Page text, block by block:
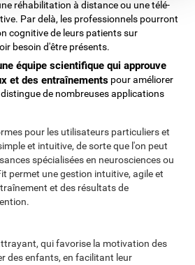
réhabilitation à distance ou une télé-
Par delà, les professionnels pourront
cognitive de leurs patients sur
besoin d'être présents.
équipe scientifique qui approuve
et des entraînements pour améliorer
de nombreuses applications
pour les utilisateurs particuliers et
et intuitive, de sorte que l'on peut
spécialisées en neurosciences ou
permet une gestion intuitive, agile et
et des résultats de
qui favorise la motivation des
des enfants, en facilitant leur